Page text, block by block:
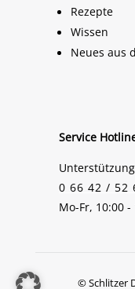
Rezepte
Wissen
Neues aus
Service
0 66 42 / 52
Mo-Fr, 10:00
© Schlitzer